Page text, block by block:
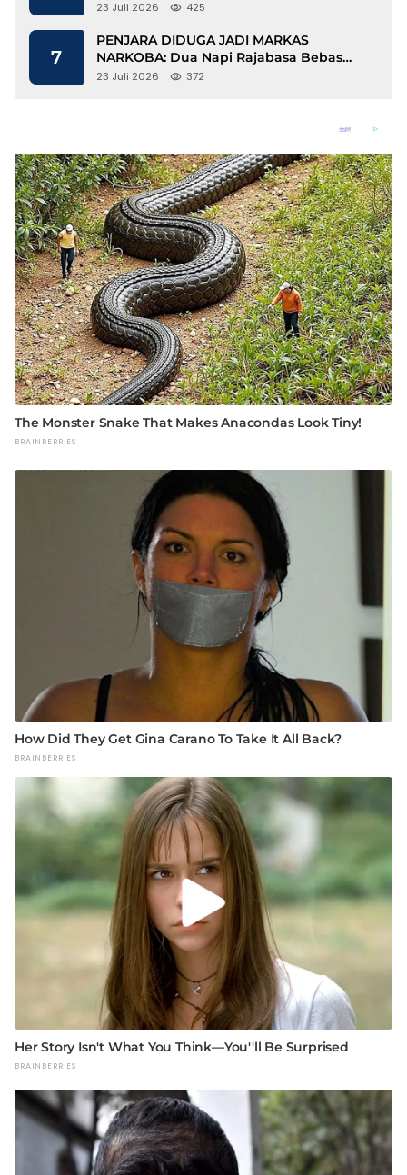
Berbasis Kopi dan Perdagangan Karbon
23 Juli 2026 425
7
PENJARA DIDUGA JADI MARKAS
NARKOBA: Dua Napi Rajabasa Bebas
Gunakan HP, Muncul Dugaan
23 Juli 2026 372